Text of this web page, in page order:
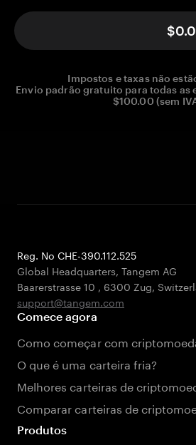
Impostos e taxas não
Envio padrão gratuito para todas as
$100.00 (sem
Reg. No CHE-390.112.525
Global Headquarters, Tangem AG
Baarerstrasse 10 , 6300 Zug,
support@tangem.com
Comece agora
Como começar com
O que é uma carteira fria?
Melhores carteiras de
Comparar carteiras de
Produtos